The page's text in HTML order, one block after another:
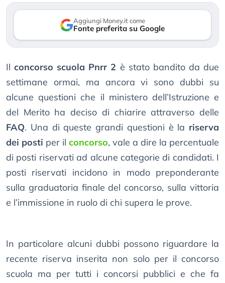
Aggiungi Money.it come
Fonte preferita su Google
Ilconcorso scuola Pnrr 2 è stato bandito da due
settimane ormai, ma ancora vi sono dubbi su
alcune questioni che il ministero dell’Istruzione e
del Merito ha deciso di chiarire attraverso delle
FAQ. Una di queste grandi questioni è la riserva
dei posti per il concorso, vale a dire la percentuale
di posti riservati ad alcune categorie di candidati. I
posti riservati incidono in modo preponderante
sulla graduatoria finale del concorso, sulla vittoria
e l’immissione in ruolo di chi supera le prove.
In particolare alcuni dubbi possono riguardare la
recente riserva inserita non solo per il concorso
scuola ma per tutti i concorsi pubblici e che fa